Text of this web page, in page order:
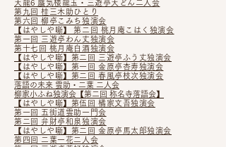
天龍6 蜃気楼龍玉・三遊亭天どん二人会
第九回 桂三木助ひとり
第六回 柳亭こみち独演会
【はやしや噺】​ 第二回 桃月庵こはく独演会
第一回 三遊亭わん丈独演会
第十七回 桃月庵白酒独演会
【はやしや噺】第二回 三遊亭ふう丈独演会
【はやしや噺】第一回 金原亭杏寿独演会
【はやしや噺】第二回 春風亭枝次独演会
落語の未来 雲助・二葉 二人会
柳家小ふね独演会​【第二回 称名寺落語会】
【はやしや噺】第伍回 橘家文吾独演会
第一回 五街道雲助一門会
第二回 弁財亭和泉独演会
【はやしや噺】第二回 金原亭馬太郎独演会
第四回 二葉一花二人会